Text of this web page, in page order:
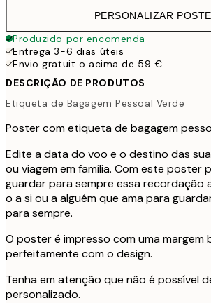
PERSONALIZAR
Produzido por encomenda
Entrega 3-6 dias úteis
Envio gratuit o acima de 59 €
DESCRIÇÃO DE PRODUTOS
Etiqueta de Bagagem Pessoal Verde
Poster com etiqueta de bagagem
Edite a data do voo e o destino das
ou viagem em família. Com este poster
guardar para sempre essa recordação
o a si ou a alguém que ama para
para sempre.
O poster é impresso com uma margem
perfeitamente com o design.
Tenha em atenção que não é possível
personalizado.